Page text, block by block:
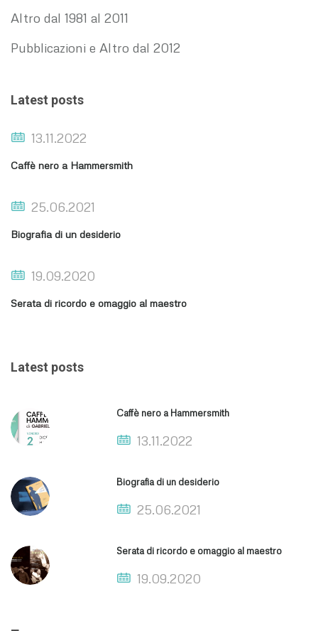
Altro dal 1981 al 2011
Pubblicazioni e Altro dal 2012
Latest posts
13.11.2022
Caffè nero a Hammersmith
25.06.2021
Biografia di un desiderio
19.09.2020
Serata di ricordo e omaggio al maestro
Latest posts
Caffè nero a Hammersmith
13.11.2022
Biografia di un desiderio
25.06.2021
Serata di ricordo e omaggio al maestro
19.09.2020